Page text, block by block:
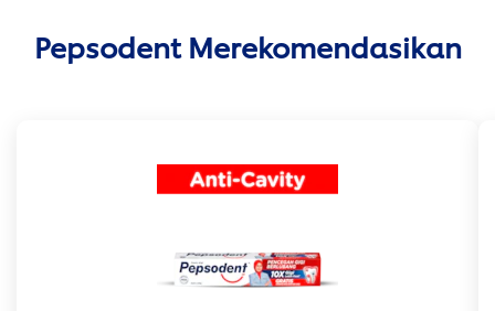
Pepsodent Merekomendasikan